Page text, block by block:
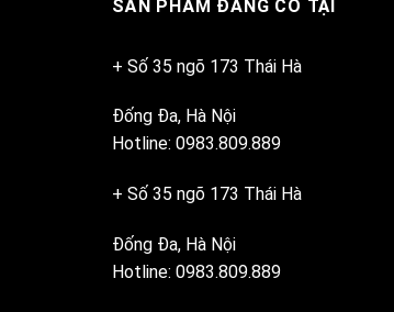
SẢN PHẨM ĐANG CÓ TẠI
+ Số 35 ngõ 173 Thái Hà
Đống Đa, Hà Nội
Hotline: 0983.809.889
+ Số 35 ngõ 173 Thái Hà
Đống Đa, Hà Nội
Hotline: 0983.809.889